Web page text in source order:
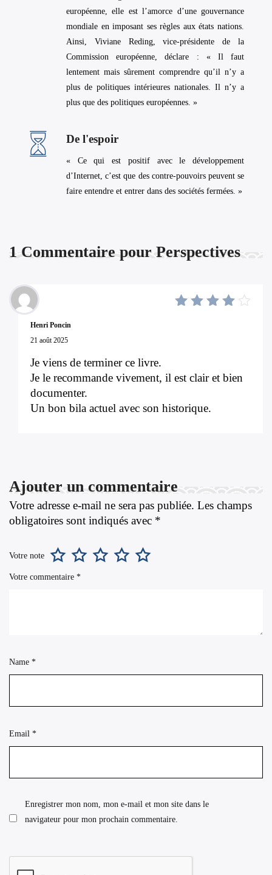
européenne, elle est l’amorce d’une gouvernance
mondiale en imposant ses règles aux états nations.
Ainsi, Viviane Reding, vice-présidente de la
Commission européenne, déclare : « Il faut
lentement mais sûrement comprendre qu’il n’y a
plus de politiques intérieures nationales. Il n’y a
plus que des politiques européennes. »
De l'espoir
« Ce qui est positif avec le développement
d’Internet, c’est que des contre-pouvoirs peuvent se
faire entendre et entrer dans des sociétés fermées. »
1 Commentaire pour Perspectives
Henri Poncin
21 août 2025
Je viens de terminer ce livre.
Je le recommande vivement, il est clair et bien
documenter.
Un bon bila actuel avec son historique.
Ajouter un commentaire
Votre adresse e-mail ne sera pas publiée. Les champs
obligatoires sont indiqués avec *
Votre note
Votre commentaire *
Name *
Email *
Enregistrer mon nom, mon e-mail et mon site dans le
navigateur pour mon prochain commentaire.